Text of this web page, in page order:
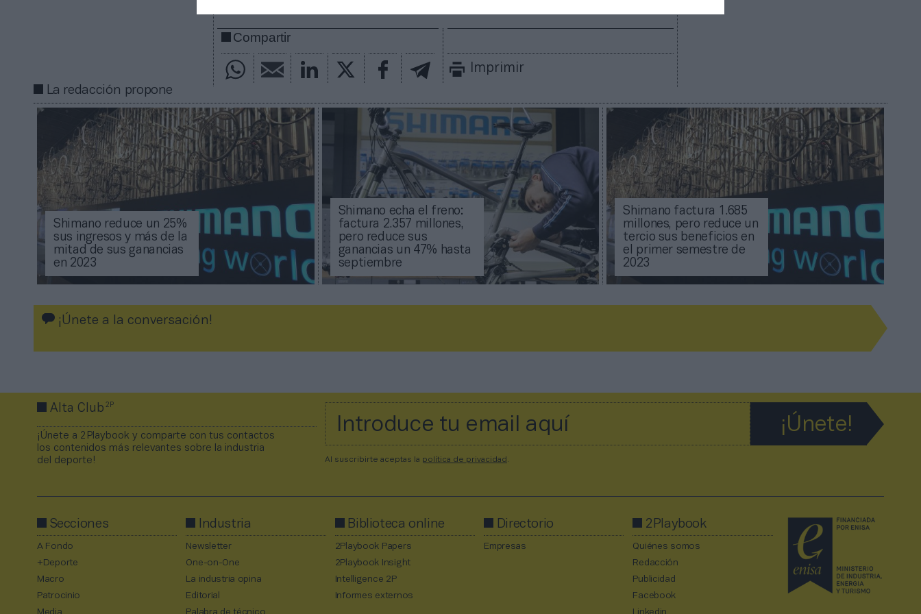
Compartir
Imprimir
La redacción propone
Shimano reduce un 25%
sus ingresos y más de la
mitad de sus ganancias
en 2023
Shimano echa el freno:
factura 2.357 millones,
pero reduce sus
ganancias un 47% hasta
septiembre
Shimano factura 1.685
millones, pero reduce un
tercio sus beneficios en
el primer semestre de
2023
¡Únete a la conversación!
Alta Club2P
¡Únete a 2Playbook y comparte con tus contactos
los contenidos más relevantes sobre la industria
del deporte!
Al suscribirte aceptas la política de privacidad
Secciones
A Fondo
+Deporte
Macro
Patrocinio
Media
Industria
Newsletter
One-on-One
La industria opina
Editorial
Palabra de técnico
Biblioteca online
2Playbook Papers
2Playbook Insight
Intelligence 2P
Informes externos
Directorio
Empresas
2Playbook
Quiénes somos
Redacción
Publicidad
Facebook
Linkedin